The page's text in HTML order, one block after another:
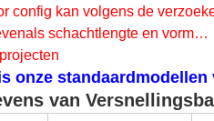
config kan volgens de
schachtlengte en vorm…
onze
van